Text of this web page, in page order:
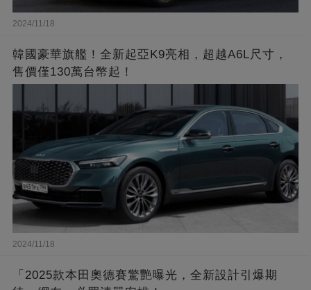
2024/11/18
韓國豪華旗艦！全新起亞K9亮相，超越A6L尺寸，
售價僅130萬台幣起！
2024/11/18
「2025款本田奧德賽驚艷曝光，全新設計引爆期